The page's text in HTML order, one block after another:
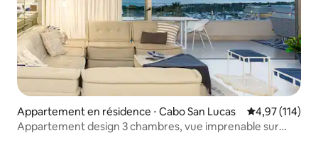
Appartement en résidence ⋅ Cabo San Lucas Évaluation
4,97 (114)
Appartement design 3 chambres, vue imprenable sur